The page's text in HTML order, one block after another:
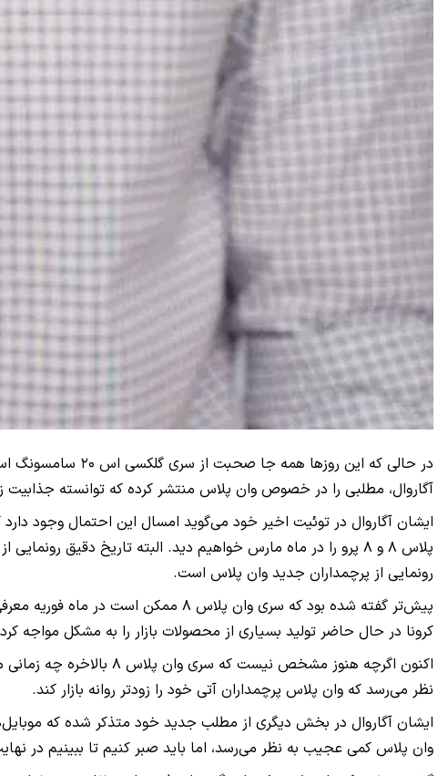
در حالی که این
آگاروال، مطلبی را در خصوص وان پلاس منتشر کرده که توانسته جذابیت
پلاس ۸ و ۸ پرو را در ماه مارس خواهیم دید. البته تاریخ دقیق
رونمایی از پرچمداران جدید وان پلاس است.
کرونا در حال حاضر تولید بسیاری از محصولات بازار را به مشکل مواجه
اکنون اگرچه هنوز
نظر می‌رسد که وان پلاس پرچمداران آتی خود را زودتر روانه بازار کند.
ایشان آگاروال در بخش دیگری از مطلب جدید خود متذکر شده که
وان پلاس کمی عجیب به نظر می‌رسد، اما باید صبر کنیم تا ببینیم در